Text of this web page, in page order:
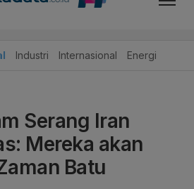
Industri Internasional Energi
Serang Iran
Mereka akan
Batu